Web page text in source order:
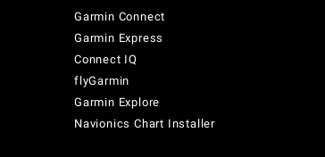
Garmin Connect
Garmin Express
Connect IQ
flyGarmin
Garmin Explore
Navionics Chart Installer